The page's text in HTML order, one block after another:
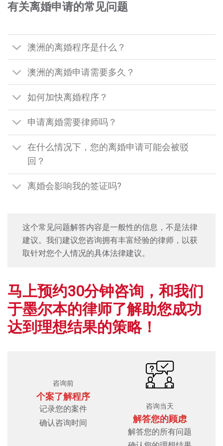
有关离婚申请的常见问题
澳洲的离婚程序是什么？
澳洲的离婚申请需要多久？
如何加快离婚程序？
申请离婚需要律师吗？
在什么情况下，您的离婚申请可能会被驳
回？
离婚会影响我的签证吗?
这个常见问题解答内容是一般性的信息，不是法律
建议。我们建议您咨询拥有丰富经验的律师，以获
取针对您个人情况的具体法律建议。
马上预约30分钟咨询，和我们
于墨尔本的律师了解助您成功
达到理想结果的策略！
咨询前
个案了解程序
记录您的案件
确认咨询时间
咨询当天
解答您的顾虑
解答您的所有问题